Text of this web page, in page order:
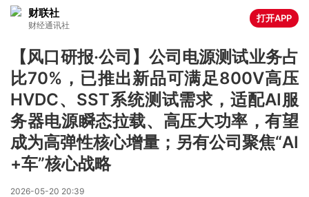
财联社
财经通讯社
打开APP
【风口研报·公司】公司电源测试业务占
比70%，已推出新品可满足800V高压
HVDC、SST系统测试需求，适配AI服
务器电源瞬态拉载、高压大功率，有望
成为高弹性核心增量；另有公司聚焦“AI
+车”核心战略
2026-05-20 20:39